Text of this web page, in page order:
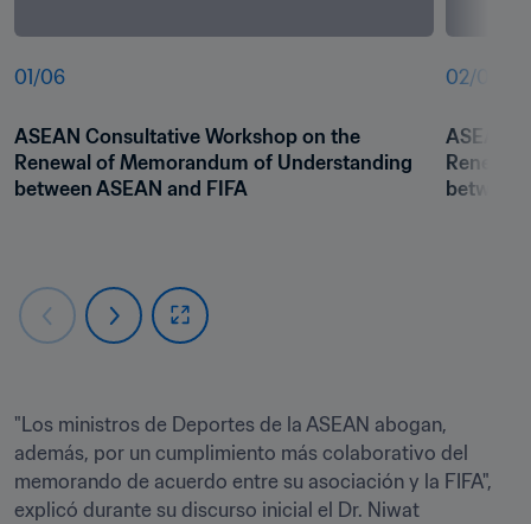
01 /06
ASEAN Consultative Workshop on the
Renewal of Memorandum of Understanding
between ASEAN and FIFA
02/06
ASEAN
between
"Los ministros de Deportes de la ASEAN abogan,
además, por un cumplimiento más colaborativo del
memorando de acuerdo entre su asociación y la FIFA",
explicó durante su discurso inicial el Dr. Niwat